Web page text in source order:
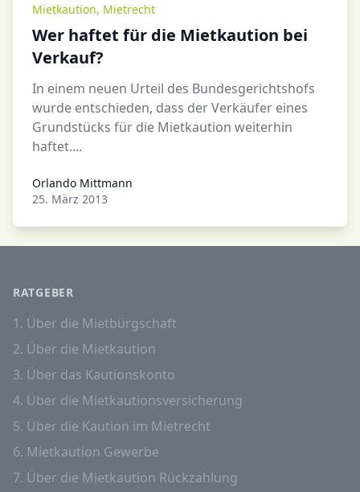
Mietkaution, Mietrecht
Wer haftet für die Mietkaution bei
Verkauf?
In einem neuen Urteil des Bundesgerichtshofs
wurde entschieden, dass der Verkäufer eines
Grundstücks für die Mietkaution weiterhin
haftet....
Orlando Mittmann
Orlando Mittmann
25. März 2013
RATGEBER
1. Über die Mietbürgschaft
2. Über die Mietkaution
3. Über das Kautionskonto
4. Über die Mietkautionsversicherung
5. Über die Kaution im Mietrecht
6. Mietkaution Gewerbe
7. Über die Mietkaution Rückzahlung